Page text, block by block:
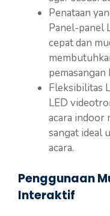
Penataan
Panel-panel
cepat dan
Fleksibilitas
LED
acara indoor
sangat ideal
acara.
Penggunaan
Interaktif